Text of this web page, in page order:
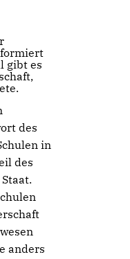
gibt es
des
in
des
anders